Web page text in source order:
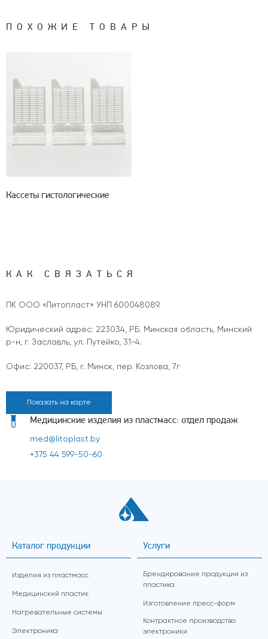
ПОХОЖИЕ ТОВАРЫ
Кассеты гистологические
КАК СВЯЗАТЬСЯ
ПК ООО «Литопласт» УНП 600048089.
Юридический адрес: 223034, РБ. Минская область, Минский
р-н, г. Заславль, ул. Путейко, 31-4.
Офис: 220037, РБ, г. Минск, пер. Козлова, 7г
Показать на карте
Медицинские изделия из пластмасс: отдел продаж
med@litoplast.by
+375 44 599-50-60
Каталог продукции
Изделия из пластмасс
Медицинский пластик
Нагревательные системы
Электроника
Услуги
Брендирование продукции из
пластика
Изготовление пресс-форм
Контрактное производство
электроники